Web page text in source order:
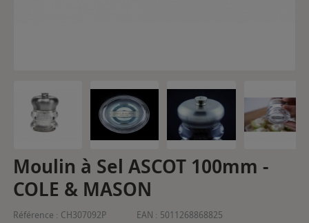
Moulin à Sel ASCOT 100mm -
COLE & MASON
Référence : CH307092P EAN : 5011268868825